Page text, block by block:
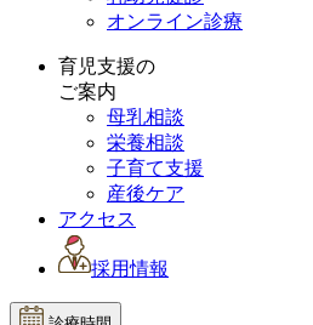
オンライン診療
育児支援の
ご案内
母乳相談
栄養相談
子育て支援
産後ケア
アクセス
採用情報